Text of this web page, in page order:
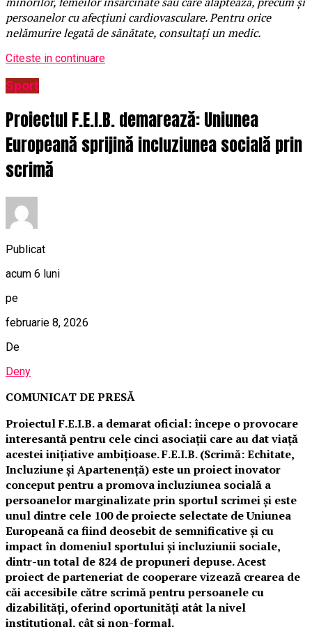
persoanelor cu afecţiuni cardiovasculare. Pentru orice
nelămurire legată de sănătate, consultaţi un medic.
Citeste in continuare
Sport
Proiectul F.E.I.B. demarează: Uniunea
Europeană sprijină incluziunea socială prin
scrimă
Publicat
acum 6 luni
pe
februarie 8, 2026
De
Deny
COMUNICAT DE PRESĂ
Proiectul F.E.I.B. a demarat oficial: începe o provocare
interesantă pentru cele cinci asociații care au dat viață
acestei inițiative ambițioase. F.E.I.B. (Scrimă: Echitate,
Incluziune și Apartenență) este un proiect inovator
conceput pentru a promova incluziunea socială a
persoanelor marginalizate prin sportul scrimei și este
unul dintre cele 100 de proiecte selectate de Uniunea
Europeană ca fiind deosebit de semnificative și cu
impact în domeniul sportului și incluziunii sociale,
dintr-un total de 824 de propuneri depuse. Acest
proiect de parteneriat de cooperare vizează crearea de
căi accesibile către scrimă pentru persoanele cu
dizabilități, oferind oportunități atât la nivel
instituțional, cât și non-formal.